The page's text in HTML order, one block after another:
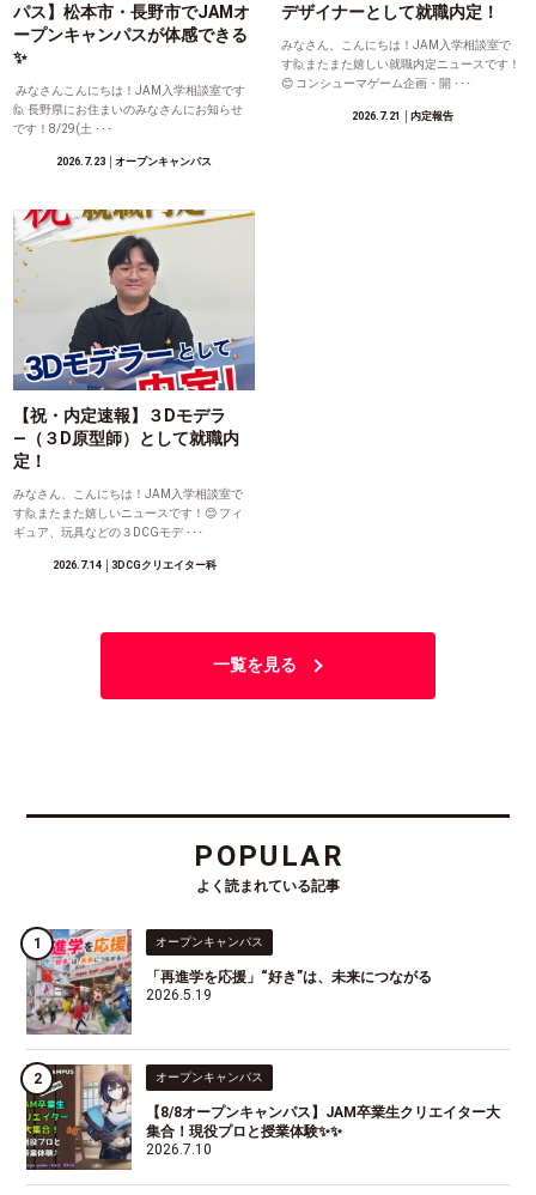
パス】松本市・長野市でJAMオ
ープンキャンパスが体感できる
✨
みなさんこんにちは！JAM入学相談室です
🙋 長野県にお住まいのみなさんにお知らせ
です！8/29(土 ･･･
2026.7.23 │オープンキャンパス
デザイナーとして就職内定！
みなさん、こんにちは！JAM入学相談室で
す🙋またまた嬉しい就職内定ニュースです！
😊 コンシューマゲーム企画・開 ･･･
2026.7.21 │内定報告
【祝・内定速報】３Dモデラ
―（３D原型師）として就職内
定！
みなさん、こんにちは！JAM入学相談室で
す🙋またまた嬉しいニュースです！😊 フィ
ギュア、玩具などの３DCGモデ ･･･
2026.7.14│3DCGクリエイター科
一覧を見る
POPULAR
よく読まれている記事
オープンキャンパス
「再進学を応援」“好き”は、未来につながる
2026.5.19
オープンキャンパス
【8/8オープンキャンパス】JAM卒業生クリエイター大
集合！現役プロと授業体験✨✨
2026.7.10